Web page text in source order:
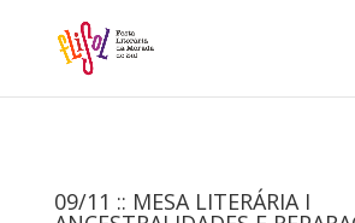
09/11 :: MESA LITERÁRIA I